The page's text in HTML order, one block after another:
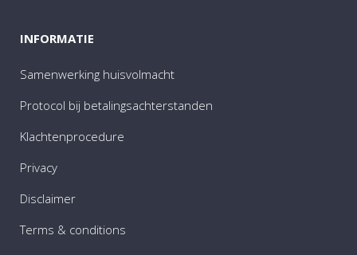
INFORMATIE
Samenwerking huisvolmacht
Protocol bij betalingsachterstanden
Klachtenprocedure
Privacy
Disclaimer
Terms & conditions